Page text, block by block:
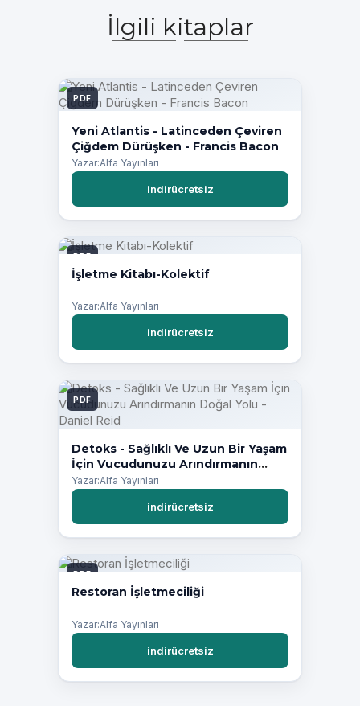
İlgili kitaplar
PDF
Yeni Atlantis - Latinceden Çeviren
Çiğdem Dürüşken - Francis Bacon
Yazar:Alfa Yayınları
indirücretsiz
PDF
İşletme Kitabı-Kolektif
Yazar:Alfa Yayınları
indirücretsiz
PDF
Detoks - Sağlıklı Ve Uzun Bir Yaşam
İçin Vucudunuzu Arındırmanın
Doğal Yolu - Daniel Reid
Yazar:Alfa Yayınları
indirücretsiz
PDF
Restoran İşletmeciliği
Yazar:Alfa Yayınları
indirücretsiz